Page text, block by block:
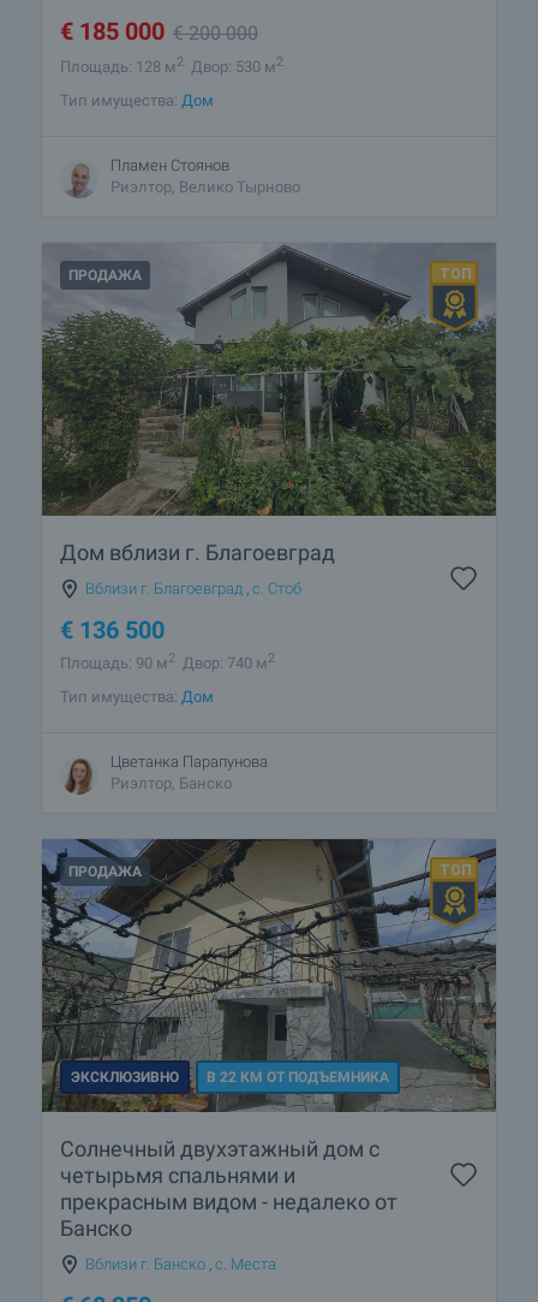
€ 185 000 €200 000
Площадь: 128 м2 Двор: 530 м2
Тип имущества: Дом
Пламен Стоянов
Риэлтор, Велико Тырново
ПРОДАЖА
Дом вблизи г. Благоевград
Вблизи г. Благоевград с. Стоб
€ 136 500
Площадь: 90 м2 Двор: 740 м2
Тип имущества: Дом
Цветанка Парапунова
Риэлтор, Банско
ПРОДАЖА
ЭКСКЛЮЗИВНО В 22 КМ ОТ ПОДЪЕМНИКА
Солнечный двухэтажный дом с
четырьмя спальнями и
прекрасным видом - недалеко от
Банско
Вблизи г. Банско с. Места